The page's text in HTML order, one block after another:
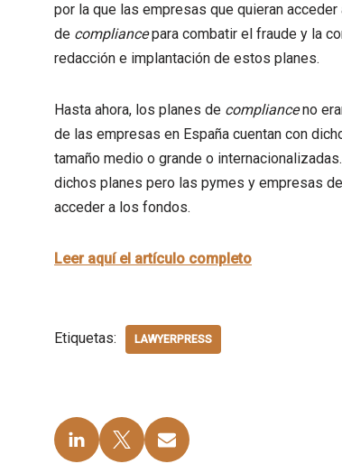
por la que las empresas que quieran
de compliancepara combatir el fraude y la
redacción e implantación de estos planes.
Hasta ahora, los planes de complianceno
de las empresas en España cuentan con
tamaño medio o grande o
dichos planes pero las pymes y empresas
acceder a los fondos.
Leer aquí el artículo completo
Etiquetas: LAWYERPRESS